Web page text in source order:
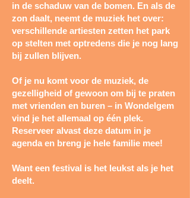
in de schaduw van de bomen. En als de
zon daalt, neemt de muziek het over:
verschillende artiesten zetten het park
op stelten met optredens die je nog lang
bij zullen blijven.
Of je nu komt voor de muziek, de
gezelligheid of gewoon om bij te praten
met vrienden en buren – in Wondelgem
vind je het allemaal op één plek.
Reserveer alvast deze datum in je
agenda en breng je hele familie mee!
Want een festival is het leukst als je het
deelt.